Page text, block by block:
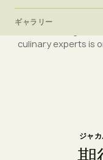
ギャラリー
conferences,
culinary experts is
ジャ